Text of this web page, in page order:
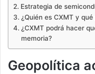
Estrategia de
¿Quién es CXMT y
¿CXMT podrá hacer
memoria?
Geopolítica